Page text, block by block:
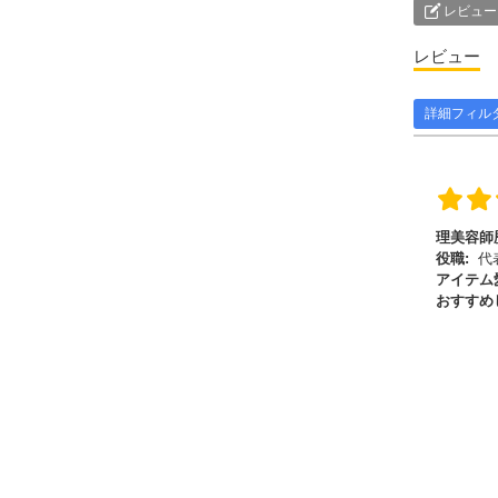
レビュ
レビュー
詳細フィル
理美容師
役職: 代
アイテム
おすす